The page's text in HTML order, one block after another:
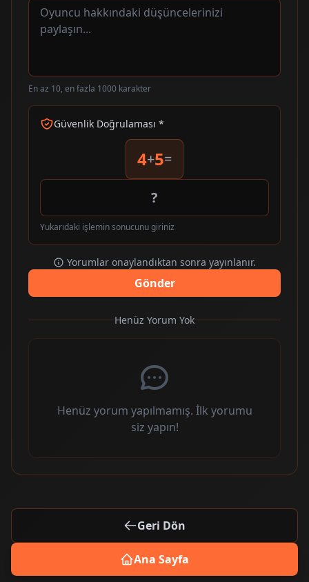
En az 10, en fazla 1000 karakter
Güvenlik Doğrulaması *
4+5=
Yukarıdaki işlemin sonucunu giriniz
Yorumlar onaylandıktan sonra yayınlanır.
Gönder
Henüz Yorum Yok
Henüz yorum yapılmamış. İlk yorumu
siz yapın!
Geri Dön
Ana Sayfa